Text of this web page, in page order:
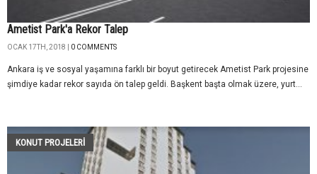
Ametist Park'a Rekor Talep
OCAK 17TH, 2018 | 0 COMMENTS
Ankara iş ve sosyal yaşamına farklı bir boyut getirecek Ametist Park projesine
şimdiye kadar rekor sayıda ön talep geldi. Başkent başta olmak üzere, yurt...
KONUT PROJELERI